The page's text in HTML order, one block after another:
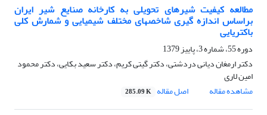
مطالعه کیفیت شیرهای تحویلی به کارخانه صنایع شیر ایران
براساس اندازه گیری شاخصهای مختلف شیمیایی و شمارش کلی
باکتریایی
دوره 55، شماره 3، پاییز 1379
دکتر ارمغان دیانی دردشتی، دکتر گیتی کریم، دکتر سعید بکایی، دکتر محمود
امین لاری
مشاهده مقاله
اصل مقاله 285.09 K